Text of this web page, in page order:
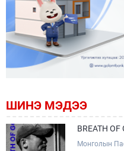
ШИНЭ МЭДЭЭ
BREATH OF
Монголын